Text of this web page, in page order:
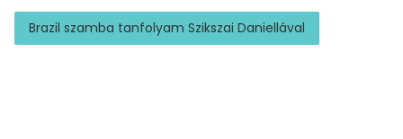
Brazil szamba tanfolyam Szikszai Daniellával